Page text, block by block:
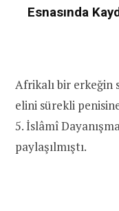
Esnasında
Afrikalı bir erkeğin
elini sürekli
5. İslâmî
paylaşılmıştı.